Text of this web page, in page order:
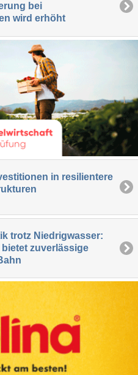
bei
wird erhöht
in resilientere
trotz Niedrigwasser:
bietet zuverlässige